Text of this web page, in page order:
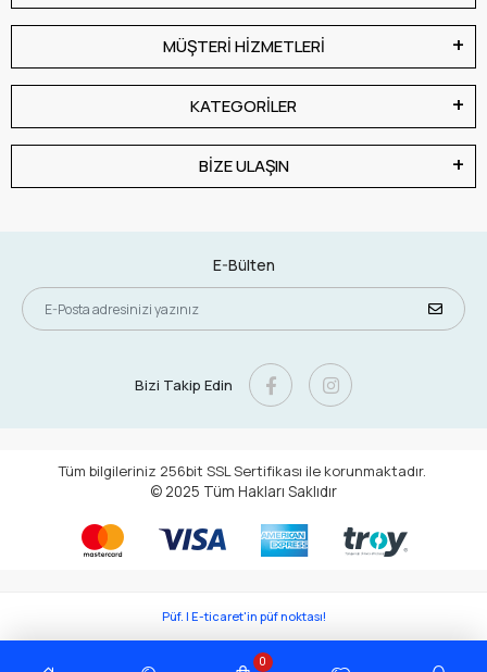
MÜŞTERİ HİZMETLERİ
KATEGORİLER
BİZE ULAŞIN
E-Bülten
Bizi Takip Edin
Tüm bilgileriniz 256bit SSL Sertifikası ile korunmaktadır.
© 2025 Tüm Hakları Saklıdır
0
Püf. | E-ticaret'in püf noktası!